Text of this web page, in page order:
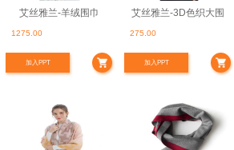
艾丝雅兰-羊绒围巾
1275.00
加入PPT
艾丝雅兰-3D色织大围
275.00
加入PPT